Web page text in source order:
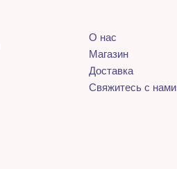
О нас
Магазин
Доставка
Свяжитесь с нами